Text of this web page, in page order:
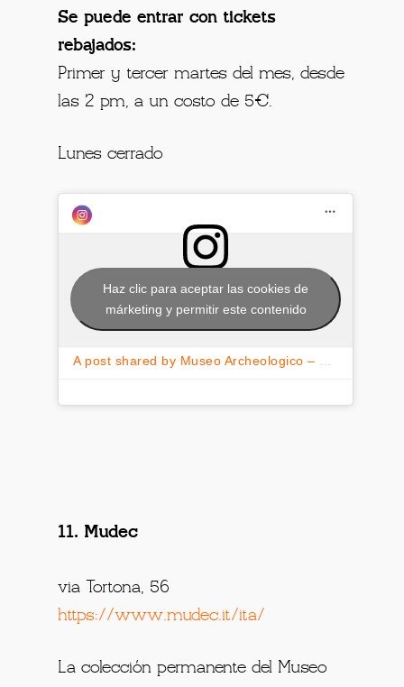
Se puede entrar con tickets
rebajados:
Primer y tercer martes del mes, desde
las 2 pm, a un costo de 5€.
Lunes cerrado
Haz clic para aceptar las cookies de
márketing y permitir este contenido
11. Mudec
via Tortona, 56
https://www.mudec.it/ita/
La colección permanente del Museo